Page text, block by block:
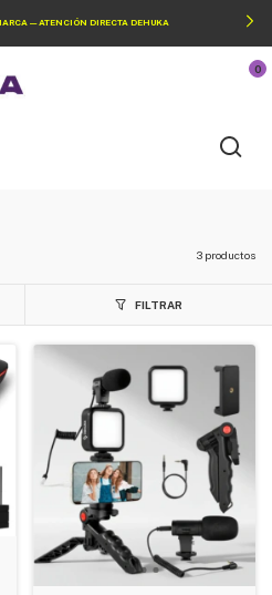
— ATENCIÓN DIRECTA DEHUKA
0
3 productos
FILTRAR